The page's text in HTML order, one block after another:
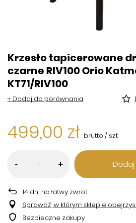
Krzesło tapicerowane
czarne RIV100 Orio
KT71/RIV100
+ Dodaj do porównania
499,00 zł brutto / szt.
- + Dodaj
14 dni na łatwy zwrot
Sprawdź, w którym sklepie
Bezpieczne zakupy